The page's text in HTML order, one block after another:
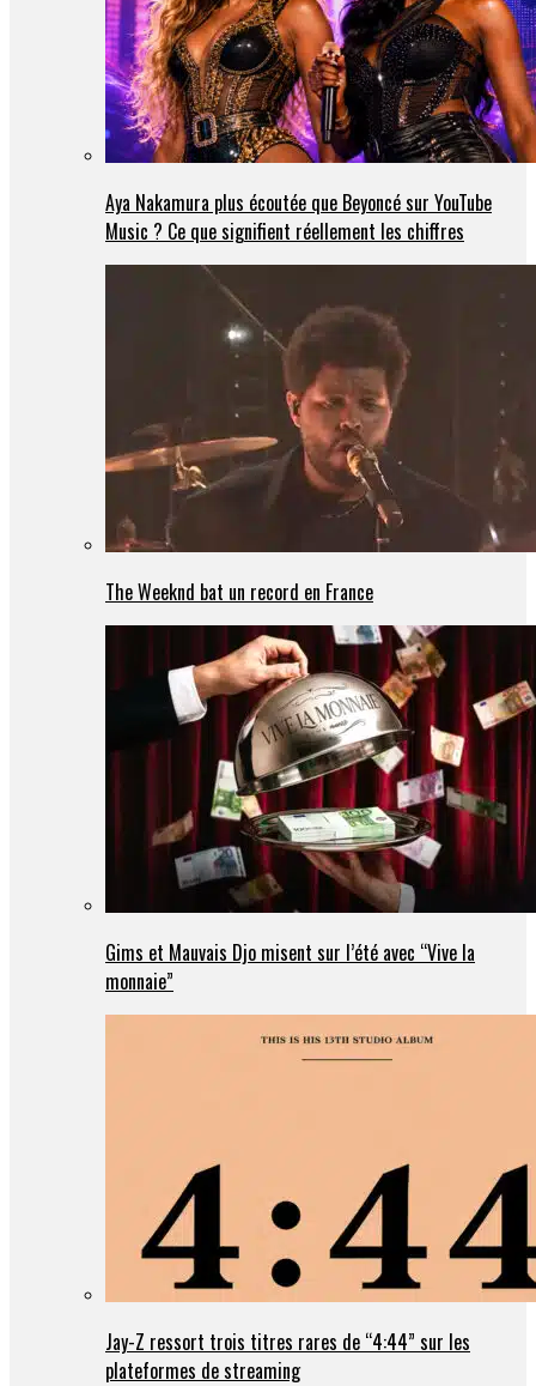
Aya Nakamura plus écoutée que Beyoncé sur YouTube
Music ? Ce que signifient réellement les chiffres
The Weeknd bat un record en France
Gims et Mauvais Djo misent sur l’été avec “Vive la
monnaie”
Jay-Z ressort trois titres rares de “4:44” sur les
plateformes de streaming